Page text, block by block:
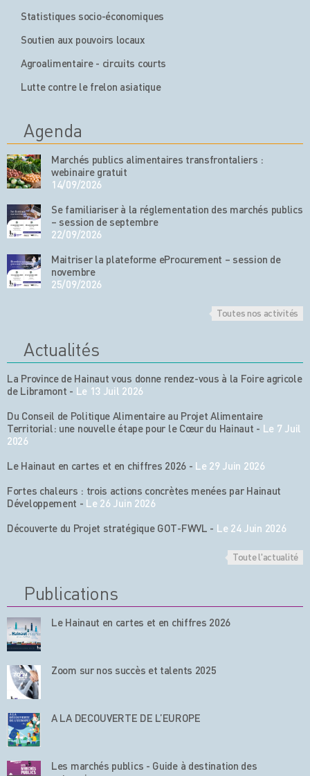
Statistiques socio-économiques
Soutien aux pouvoirs locaux
Agroalimentaire - circuits courts
Lutte contre le frelon asiatique
Agenda
Marchés publics alimentaires transfrontaliers :
webinaire gratuit
14/09/2026
Se familiariser à la réglementation des marchés publics
– session de septembre
22/09/2026
Maitriser la plateforme eProcurement – session de
novembre
25/09/2026
Toutes nos activités
Actualités
La Province de Hainaut vous donne rendez-vous à la Foire agricole
de Libramont - Le 13 Juil 2026
Du Conseil de Politique Alimentaire au Projet Alimentaire
Territorial: une nouvelle étape pour le Cœur du Hainaut - Le 7 Juil
2026
Le Hainaut en cartes et en chiffres 2026 - Le 29 Juin 2026
Fortes chaleurs : trois actions concrètes menées par Hainaut
Développement - Le 26 Juin 2026
Découverte du Projet stratégique GOT-FWVL - Le 24 Juin 2026
Toute l'actualité
Publications
Le Hainaut en cartes et en chiffres 2026
Zoom sur nos succès et talents 2025
A LA DECOUVERTE DE L’EUROPE
Les marchés publics - Guide à destination des